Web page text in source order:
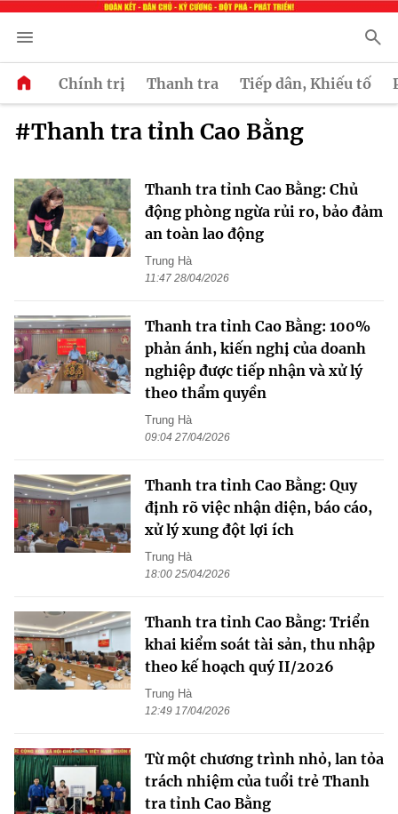
Chính trị Thanh tra Tiếp dân, Khiếu tố
#Thanh tra tỉnh Cao Bằng
Thanh tra tỉnh Cao Bằng: Chủ
động phòng ngừa rủi ro, bảo đảm
an toàn lao động
Trung Hà
11:47 28/04/2026
Thanh tra tỉnh Cao Bằng: 100%
phản ánh, kiến nghị của doanh
nghiệp được tiếp nhận và xử lý
theo thẩm quyền
Trung Hà
09:04 27/04/2026
Thanh tra tỉnh Cao Bằng: Quy
định rõ việc nhận diện, báo cáo,
xử lý xung đột lợi ích
Trung Hà
18:00 25/04/2026
Thanh tra tỉnh Cao Bằng: Triển
khai kiểm soát tài sản, thu nhập
theo kế hoạch quý II/2026
Trung Hà
12:49 17/04/2026
Từ một chương trình nhỏ, lan tỏa
trách nhiệm của tuổi trẻ Thanh
tra tỉnh Cao Bằng